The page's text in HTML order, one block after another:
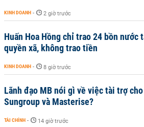
KINH DOANH - 2 giờ trước
Huấn Hoa Hồng chỉ trao 24 bồn nước
quyền xã, không trao tiền
KINH DOANH - 8 giờ trước
Lãnh đạo MB nói gì về việc tài trợ
Sungroup và Masterise?
TÀI CHÍNH - 14 giờ trước